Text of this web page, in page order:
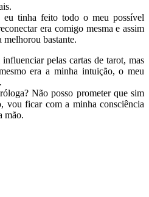
eu tinha feito todo o meu possível
era comigo mesma e assim
bastante.
pelas cartas de tarot, mas
era a minha intuição, o meu
Não posso prometer que sim
vou ficar com a minha consciência
mão.